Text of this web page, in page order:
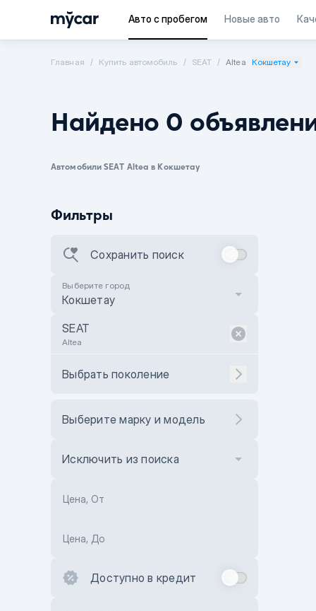
Авто с пробегом Новые авто
Главная Купить автомобиль SEAT Altea Кокшетау
Найдено 0
Автомобили SEAT Altea в Кокшетау
Фильтры
Сохранить поиск
Выберите город
Кокшетау
SEAT
Altea
Выбрать поколение
Выберите марку и модель
Исключить из поиска
Цена, От
Цена, До
Доступно в кредит